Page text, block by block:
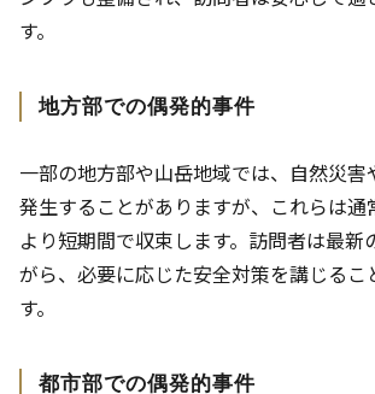
す。
地方部での偶発的事件
一部の地方部や山岳地域では、自然災害
発生することがありますが、これらは通
より短期間で収束します。訪問者は最新
がら、必要に応じた安全対策を講じるこ
す。
都市部での偶発的事件